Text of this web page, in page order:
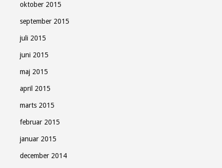
oktober 2015
september 2015
juli 2015
juni 2015
maj 2015
april 2015
marts 2015
februar 2015
januar 2015
december 2014